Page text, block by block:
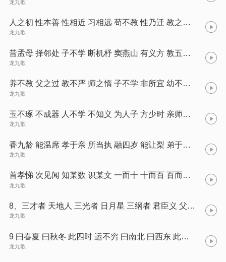
龙九歌
人之初 性本善 性相近 习相远 苟不教 性乃迁 教之道 贵以专
龙九歌
昔孟母 择邻处 子不学 断机杼 窦燕山 有义方 教五子 名俱扬
龙九歌
养不教 父之过 教不严 师之惰 子不学 非所宜 幼不学 老何为
龙九歌
玉不琢 不成器 人不学 不知义 为人子 方少时 亲师友 习礼仪
龙九歌
香九龄 能温席 孝于亲 所当执 融四岁 能让梨 弟于长 宜先知
龙九歌
首孝悌 次见闻 知某数 识某文 一而十 十而百 百而千 千而万
龙九歌
8、三才者 天地人 三光者 日月星 三纲者 君臣义 父子亲 夫妇顺
龙九歌
9 曰春夏 曰秋冬 此四时 运不穷 曰南北 曰西东 此四方 应乎中
龙九歌